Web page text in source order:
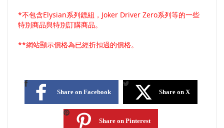
*不包含Elysian系列鏢組，Joker Driver Zero系列等的一些
特別商品與特別訂購商品。
**網站顯示價格為已經折扣過的價格。
Share on Facebook Share on X
Share on Pinterest